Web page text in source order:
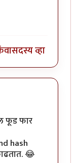
सदस्य व्हा
byशेखरमोघे
फूड फार
hash
😂